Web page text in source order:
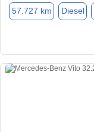
57.727 km Diesel